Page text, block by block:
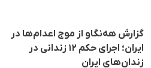
گزارش هه‌نگاو از موج اعدام‌ها در
ایران؛ اجرای حکم ۱۲ زندانی در
زندان‌های ایران